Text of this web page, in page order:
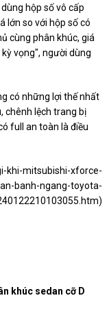
hộp số vô cấp
lớn so với hộp số có
cùng phân khúc, giá
vọng", người dùng
có những lợi thế nhất
chênh lệch trang bị
full an toàn là điều
khi-mitsubishi-xforce-
banh-ngang-toyota-
)
khúc sedan cỡ D